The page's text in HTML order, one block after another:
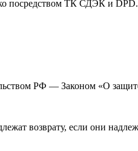
посредством ТК СДЭК и
РФ — Законом «О
возврату, если они